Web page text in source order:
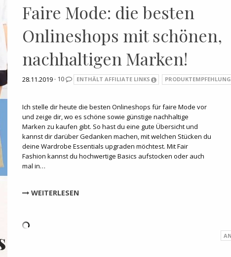
Faire Mode: die besten
Onlineshops mit schönen,
nachhaltigen Marken!
28.11.2019 · 10 ENTHÄLT AFFILIATE LINKS PRODUKTEMPFEHLUNG
Ich stelle dir heute die besten Onlineshops für faire Mode vor
und zeige dir, wo es schöne sowie günstige nachhaltige
Marken zu kaufen gibt. So hast du eine gute Übersicht und
kannst dir darüber Gedanken machen, mit welchen Stücken du
deine Wardrobe Essentials upgraden möchtest. Mit Fair
Fashion kannst du hochwertige Basics aufstocken oder auch
mal in…
WEITERLESEN